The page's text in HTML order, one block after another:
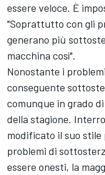
essere veloce. È
"Soprattutto con gli
generano più
macchina così".
Nonostante i
conseguente
comunque in grado
della stagione.
modificato il suo
problemi di
essere onesti, la